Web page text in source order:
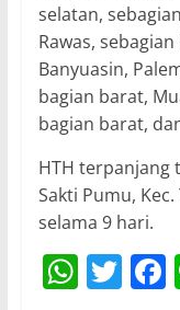
selatan,
Rawas,
Banyuasin,
bagian barat,
bagian barat,
HTH terpanjang
Sakti Pumu,
selama 9 hari.
W T